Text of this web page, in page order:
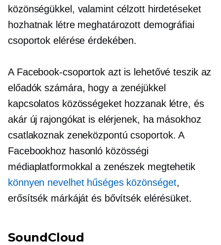
közönségükkel, valamint célzott hirdetéseket
hozhatnak létre meghatározott demográfiai
csoportok elérése érdekében.
A Facebook-csoportok azt is lehetővé teszik az
előadók számára, hogy a zenéjükkel
kapcsolatos közösségeket hozzanak létre, és
akár új rajongókat is elérjenek, ha másokhoz
csatlakoznak zeneközpontú csoportok. A
Facebookhoz hasonló közösségi
médiaplatformokkal a zenészek megtehetik
könnyen nevelhet hűséges közönséget,
erősítsék márkáját és bővítsék elérésüket.
SoundCloud